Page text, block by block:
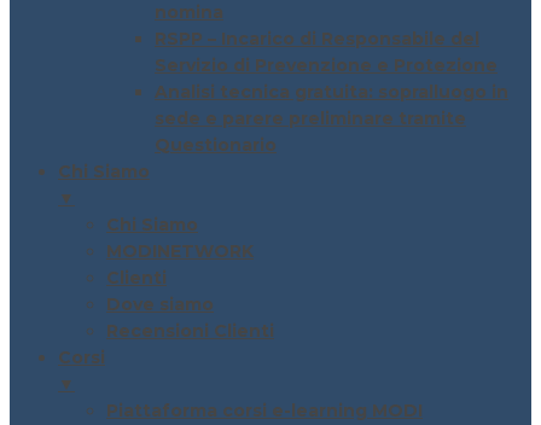
nomina
RSPP – Incarico di Responsabile del
Servizio di Prevenzione e Protezione
Analisi tecnica gratuita: sopralluogo in
sede e parere preliminare tramite
Questionario
Chi Siamo
▼
Chi Siamo
MODINETWORK
Clienti
Dove siamo
Recensioni Clienti
Corsi
▼
Piattaforma corsi e-learning MODI